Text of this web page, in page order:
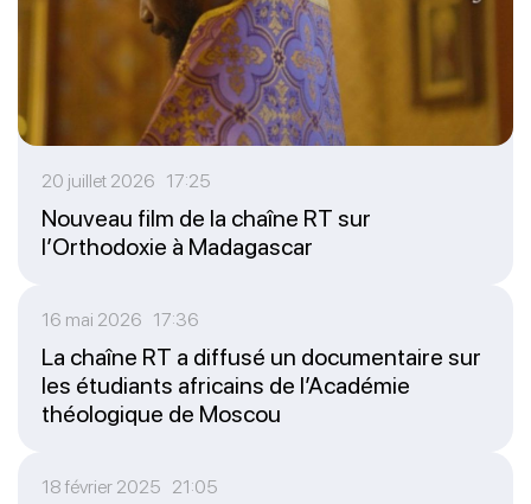
20 juillet 2026 17:25
Nouveau film de la chaîne RT sur
l’Orthodoxie à Madagascar
16 mai 2026 17:36
La chaîne RT a diffusé un documentaire sur
les étudiants africains de l’Académie
théologique de Moscou
18 février 2025 21:05